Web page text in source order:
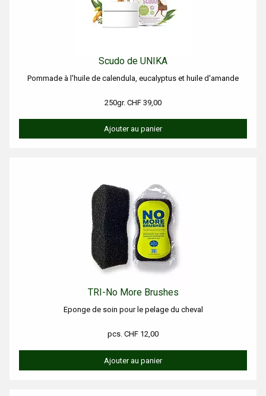
Scudo de UNIKA
Pommade à l'huile de calendula, eucalyptus et huile d'amande
250gr. CHF 39,00
Ajouter au panier
TRI-No More Brushes
Eponge de soin pour le pelage du cheval
pcs. CHF 12,00
Ajouter au panier